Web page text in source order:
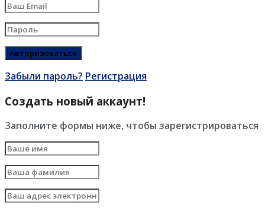
Забыли пароль? Регистрация
Создать новый аккаунт!
Заполните формы ниже, чтобы зарегистрироваться